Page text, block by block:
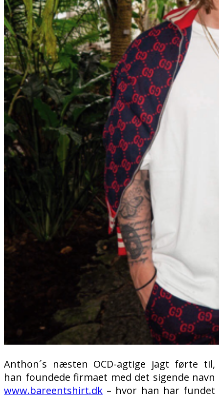
Anthon´s næsten OCD-agtige jagt førte til,
han foundede firmaet med det sigende navn
www.bareentshirt.dk – hvor han har fundet